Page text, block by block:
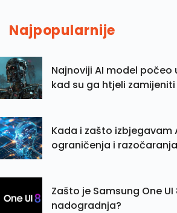
Najpopularnije
Najnoviji AI model počeo
kad su ga htjeli
Kada i zašto izbjegavam
ograničenja i razočaranja
Zašto je Samsung One
nadogradnja?